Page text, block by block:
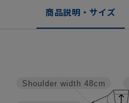
商品説明・サイズ
Shoulder width 48cm